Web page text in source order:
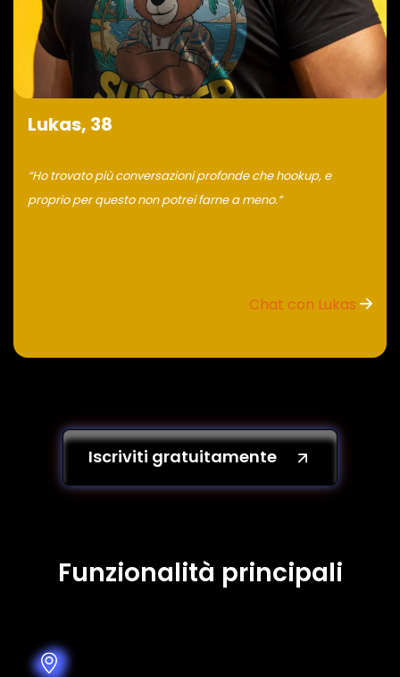
Lukas, 38
“Ho trovato più conversazioni profonde che hookup, e
proprio per questo non potrei farne a meno.”
Chat con Lukas
Iscriviti gratuitamente
Funzionalità principali